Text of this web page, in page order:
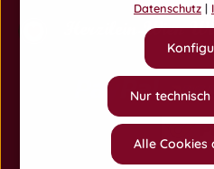
Herzilein-Wien
Datenschutz |
Nur
Alle Cookies